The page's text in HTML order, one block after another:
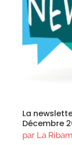
La
Décembre
par La